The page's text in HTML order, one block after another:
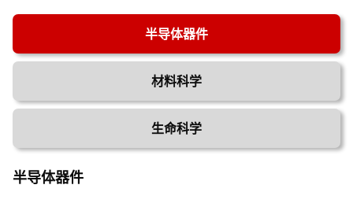
半导体器件
材料科学
生命科学
半导体器件